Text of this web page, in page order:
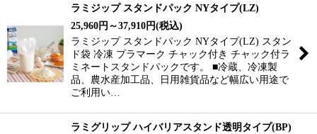
ラミジップ スタンドパック NYタイプ(LZ)
25,960円 ～37,910円(税込)
ラミジップ スタンドパック NYタイプ(LZ) スタン
ド袋 冷凍 プラマーク チャック付き チャック付ラ
ミネートスタンドパックです。 ■冷蔵、冷凍製
品、農水産加工品、日用雑貨品など幅広い用途で
ご利用い…
ラミグリップ ハイバリアスタンド透明タイプ(BP)